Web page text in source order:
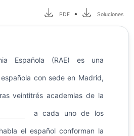
PDF • Soluciones
Española (RAE)​ es una
con sede en Madrid,
veintitrés academias de la
a cada uno de los
el español conforman la